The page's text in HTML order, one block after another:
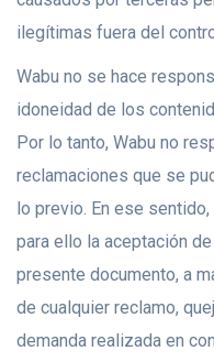
ilegítimas fuera del
Wabu no se hace
idoneidad de los
Por lo tanto, Wabu no
reclamaciones que se
lo previo. En ese
para ello la aceptación
presente documento, a
de cualquier reclamo,
demanda realizada en